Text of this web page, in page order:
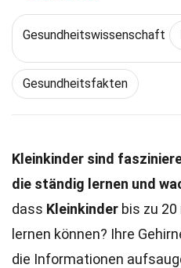
Gesundheitswissenschaft
Gesundheitsfakten
Kleinkinder sind
die ständig lernen und
dass Kleinkinder bis zu
lernen können? Ihre
die Informationen